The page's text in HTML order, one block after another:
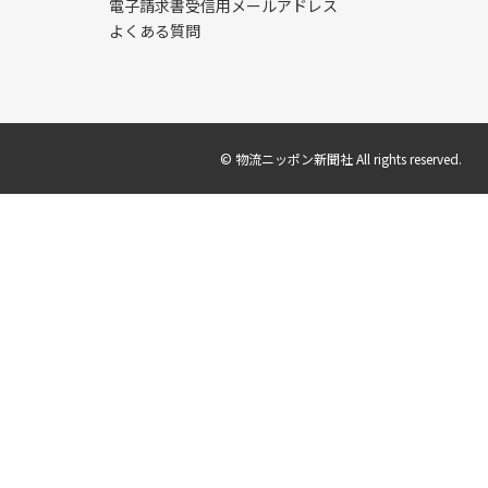
電子請求書受信用メールアドレス
よくある質問
© 物流ニッポン新聞社 All rights reserved.